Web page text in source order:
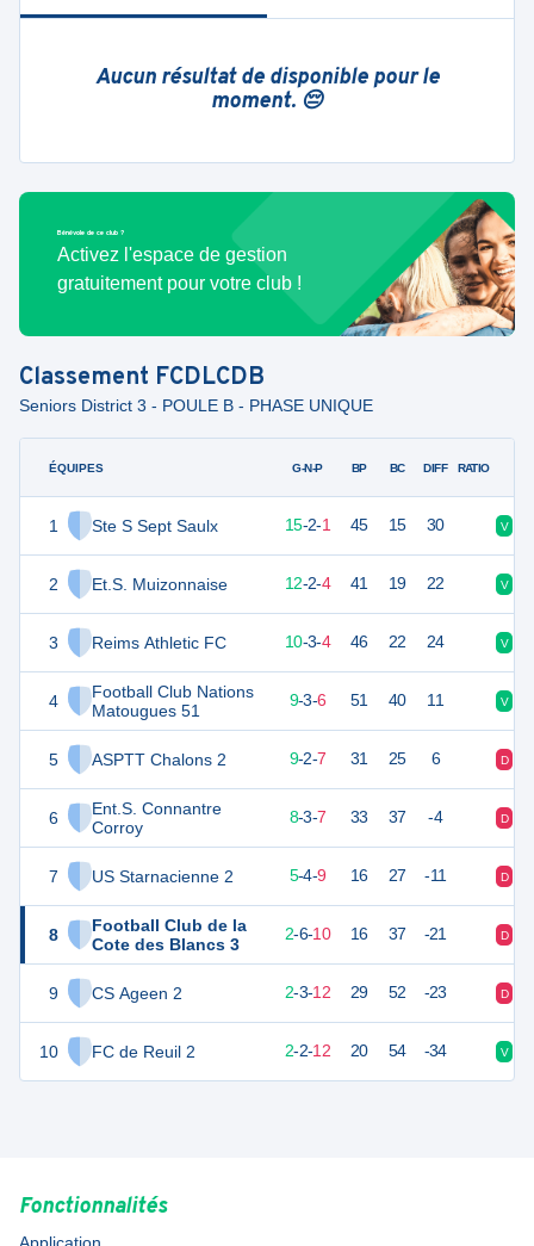
Aucun résultat de disponible pour le
moment. 😔
Bénévole de ce club ?
Activez l'espace de gestion
gratuitement pour votre club !
Classement FCDLCDB
Seniors District 3 - POULE B - PHASE UNIQUE
ÉQUIPES
1 Ste S Sept Saulx
2 Et.S. Muizonnaise
3 Reims Athletic FC
4
Football Club Nations
Matougues 51
5 ASPTT Chalons 2
6
Ent.S. Connantre
Corroy
7 US Starnacienne 2
8
Football Club de la
Cote des Blancs 3
9 CS Ageen 2
10 FC de Reuil 2
G-N-P BP BC DIFF RATIO
47 15-2-1 45 15 30 V
38 12-2-4 41 19 22 V
32 10-3-4 46 22 24 V
30 18 9-3-6 51 40 11 V
29 9-2-7 31 25 6 D
27 8-3-7 33 37 -4 D
19 5-4-9 16 27 -11 D
12 2-6-10 16 37 -21 D
2-3-12 29 52 -23 D
2-2-12 20 54 -34 V
Fonctionnalités